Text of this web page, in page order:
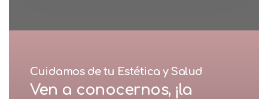
Cuidamos de tu Estética y Salud
Ven a conocernos, ¡la